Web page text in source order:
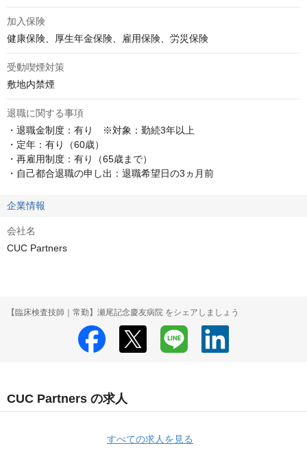
加入保険
健康保険、厚生年金保険、雇用保険、労災保険
受動喫煙対策
敷地内禁煙
退職に関する事項
・退職金制度：有り　※対象：勤続3年以上
・定年：有り（60歳）
・再雇用制度：有り（65歳まで）
・自己都合退職の申し出：退職希望日の3ヵ月前
企業情報
会社名
CUC Partners
【臨床検査技師｜常勤】瀬尾記念慶友病院 をシェアしましょう
CUC Partners の求人
すべての求人を見る